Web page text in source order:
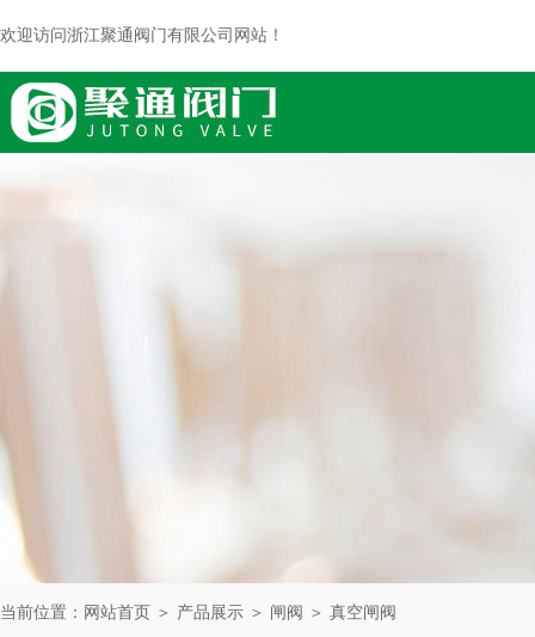
欢迎访问浙江聚通阀门有限公司网站！
当前位置： 网站首页 ＞ 产品展示 ＞ 闸阀 ＞ 真空闸阀